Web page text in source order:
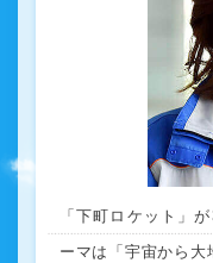
「下町ロケット」
ーマは「宇宙から大